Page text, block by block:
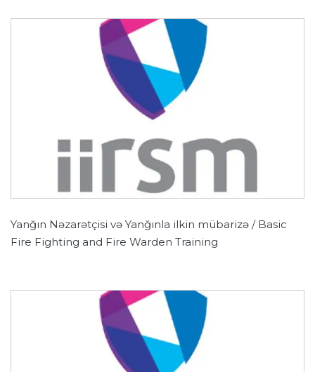
Yanğın Nəzarətçisi və Yanğınla ilkin mübarizə / Basic
Fire Fighting and Fire Warden Training